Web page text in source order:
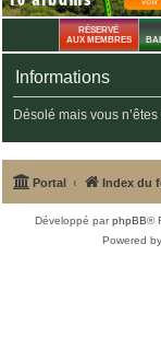
RÉSERVÉ
AUX MEMBRES
Informations
Désolé mais vous
Portal Index du
Développé parphpBB®
Powered by